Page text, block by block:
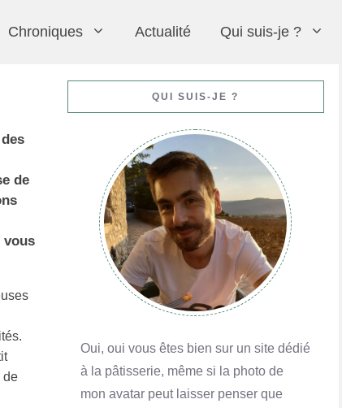
En savoir plus
En savoir plus
En savoir plus
En savoir plus
En savoir plus
Chroniques
En savoir plus
Queijadas de Vila Franca do Campo
En savoir plus
Actualité Qui suis-je ?
de
vous
de
QUI SUIS-JE ?
Oui, oui vous êtes bien sur un site dédié
à la pâtisserie, même si la photo de
mon avatar peut laisser penser que